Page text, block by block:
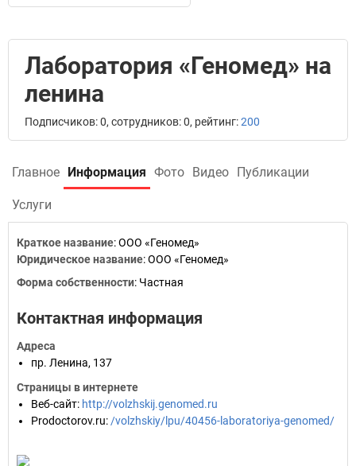
Лаборатория «Геномед» на
ленина
Подписчиков: 0, сотрудников: 0, рейтинг:200
Главное Информация Фото Видео Публикации
Услуги
Краткое название:ООО «Геномед»
Юридическое название:ООО «Геномед»
Форма собственности: Частная
Контактная информация
Адреса
пр. Ленина, 137
Страницы в интернете
Веб-сайт: http://volzhskij.genomed.ru
Prodoctorov.ru: /volzhskiy/lpu/40456-laboratoriya-genomed/